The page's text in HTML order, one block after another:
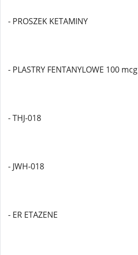
- PROSZEK KETAMINY
- PLASTRY FENTANYLOWE 100 mcg
- THJ-018
- JWH-018
- ER ETAZENE